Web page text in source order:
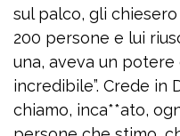
sul palco, gli
200 persone e lui
una, aveva un potere
incredibile”. Crede in
chiamo, inca**ato,